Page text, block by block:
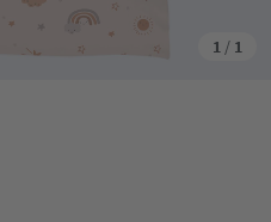
1 / 1